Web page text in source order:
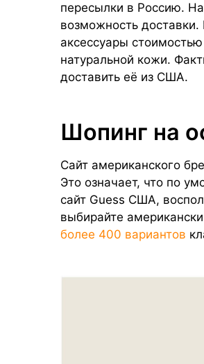
пересылки в Россию.
возможность
аксессуары
натуральной кожи.
доставить её из США.
Шопинг на
Сайт американского
Это означает, что по
сайт Guess США,
выбирайте
более 400 вариантов